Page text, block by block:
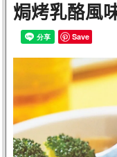
焗烤乳酪風
Save